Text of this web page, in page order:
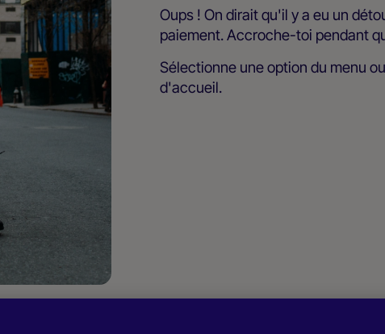
Oups ! On dirait qu'il y a eu un
paiement. Accroche-toi pendant
Sélectionne une option du menu ou
d'accueil.